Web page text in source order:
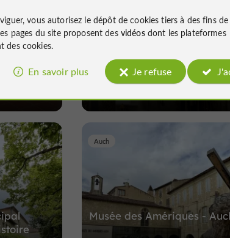
Maison Henri IV
Musées / Patrimoine à Auch
Musée des Amériques -
Auch
vous autorisez le dépôt de cookies tiers à des fins
pages du site proposent des vidéosdont les plateformes
des cookies.
En savoir plus Je refuse